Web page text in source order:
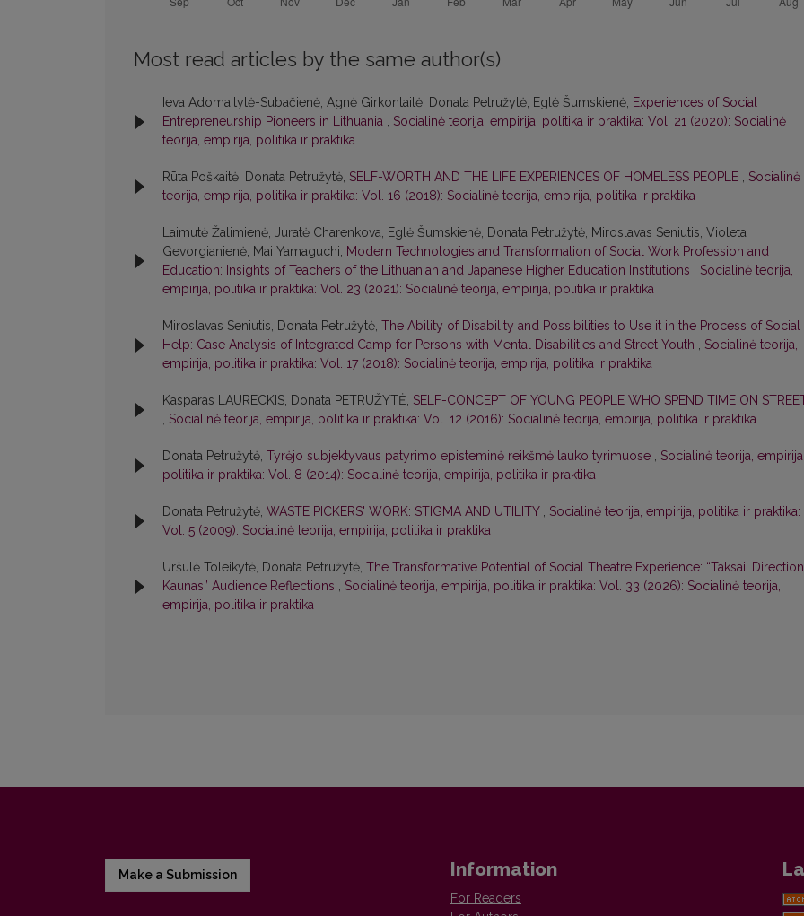
Most read articles by the same author(s)
Ieva Adomaitytė-Subačienė, Agnė Girkontaitė, Donata Petružytė, Eglė Šumskienė, Experiences of Social
Entrepreneurship Pioneers in Lithuania , Socialinė teorija, empirija, politika ir praktika: Vol. 21 (2020): Socialinė
teorija, empirija, politika ir praktika
Rūta Poškaitė, Donata Petružytė, SELF-WORTH AND THE LIFE EXPERIENCES OF HOMELESS PEOPLE , Socialinė
teorija, empirija, politika ir praktika: Vol. 16 (2018): Socialinė teorija, empirija, politika ir praktika
Laimutė Žalimienė, Juratė Charenkova, Eglė Šumskienė, Donata Petružytė, Miroslavas Seniutis, Violeta
Gevorgianienė, Mai Yamaguchi, Modern Technologies and Transformation of Social Work Profession and
Education: Insights of Teachers of the Lithuanian and Japanese Higher Education Institutions , Socialinė teorija,
empirija, politika ir praktika: Vol. 23 (2021): Socialinė teorija, empirija, politika ir praktika
Miroslavas Seniutis, Donata Petružytė, The Ability of Disability and Possibilities to Use it in the Process of Social
Help: Case Analysis of Integrated Camp for Persons with Mental Disabilities and Street Youth , Socialinė teorija,
empirija, politika ir praktika: Vol. 17 (2018): Socialinė teorija, empirija, politika ir praktika
Kasparas LAURECKIS, Donata PETRUŽYTĖ, SELF-CONCEPT OF YOUNG PEOPLE WHO SPEND TIME ON
, Socialinė teorija, empirija, politika ir praktika: Vol. 12 (2016): Socialinė teorija, empirija, politika ir praktika
Donata Petružytė, Tyrėjo subjektyvaus patyrimo episteminė reikšmė lauko tyrimuose , Socialinė teorija,
politika ir praktika: Vol. 8 (2014): Socialinė teorija, empirija, politika ir praktika
Donata Petružytė, WASTE PICKERS' WORK: STIGMA AND UTILITY , Socialinė teorija, empirija, politika ir praktika:
Vol. 5 (2009): Socialinė teorija, empirija, politika ir praktika
Uršulė Toleikytė, Donata Petružytė, The Transformative Potential of Social Theatre Experience: “Taksai.
Kaunas” Audience Reflections , Socialinė teorija, empirija, politika ir praktika: Vol. 33 (2026): Socialinė teorija,
empirija, politika ir praktika
Make a Submission Information
For Readers